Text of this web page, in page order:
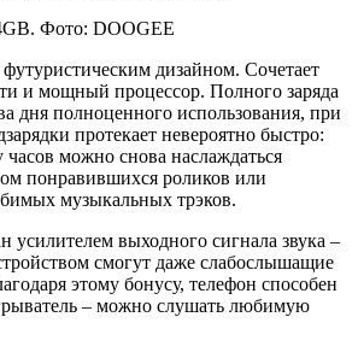
дизайном. Сочетает
и мощный процессор. Полного заряда
дня полноценного использования, при
протекает невероятно быстро:
часов можно снова наслаждаться
понравившихся роликов или
музыкальных трэков.
усилителем выходного сигнала звука –
смогут даже слабослышащие
этому бонусу, телефон способен
– можно слушать любимую